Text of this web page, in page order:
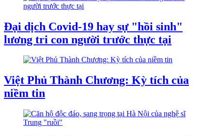
Đại dịch Covid-19 hay sự "hồi sinh"
lương tri con người trước thực tại
Việt Phủ Thành Chương: Kỳ tích của
niềm tin